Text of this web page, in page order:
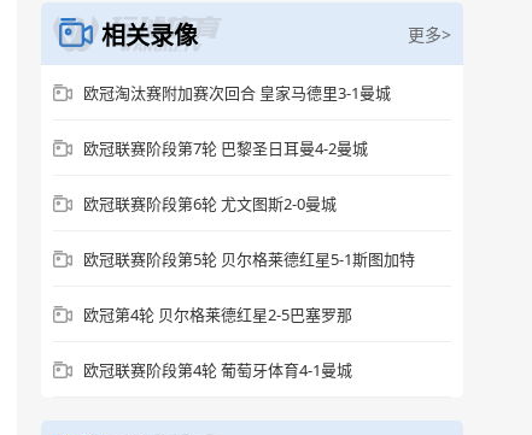
相关录像 更多>
欧冠淘汰赛附加赛次回合 皇家马德里3-1曼城
欧冠联赛阶段第7轮 巴黎圣日耳曼4-2曼城
欧冠联赛阶段第6轮 尤文图斯2-0曼城
欧冠联赛阶段第5轮 贝尔格莱德红星5-1斯图加特
欧冠第4轮 贝尔格莱德红星2-5巴塞罗那
欧冠联赛阶段第4轮 葡萄牙体育4-1曼城